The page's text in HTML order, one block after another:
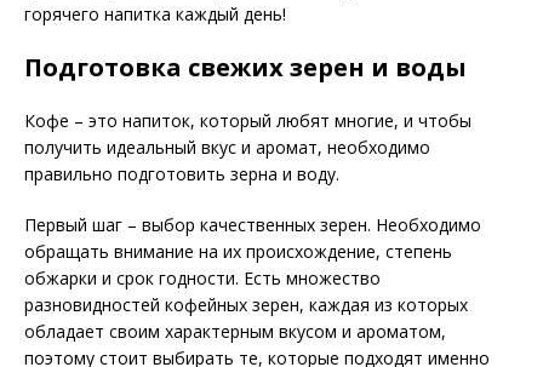
горячего напитка каждый день!
Подготовка свежих зерен и воды
Кофе – это напиток, который любят многие, и чтобы
получить идеальный вкус и аромат, необходимо
правильно подготовить зерна и воду.
Первый шаг – выбор качественных зерен. Необходимо
обращать внимание на их происхождение, степень
обжарки и срок годности. Есть множество
разновидностей кофейных зерен, каждая из которых
обладает своим характерным вкусом и ароматом,
поэтому стоит выбирать те, которые подходят именно